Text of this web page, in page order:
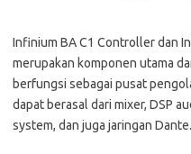
Infinium BA C1 Controller dan
merupakan komponen utama
berfungsi sebagai pusat
dapat berasal dari mixer, DSP
system, dan juga jaringan Dante.